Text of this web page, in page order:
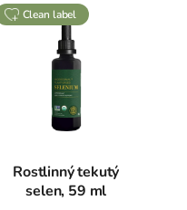
clean label
Rostlinný tekutý
selen, 59 ml